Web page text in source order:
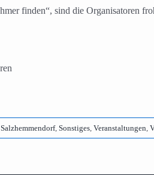
finden“, sind die Organisatoren
Salzhemmendorf, Sonstiges, Veranstaltungen,